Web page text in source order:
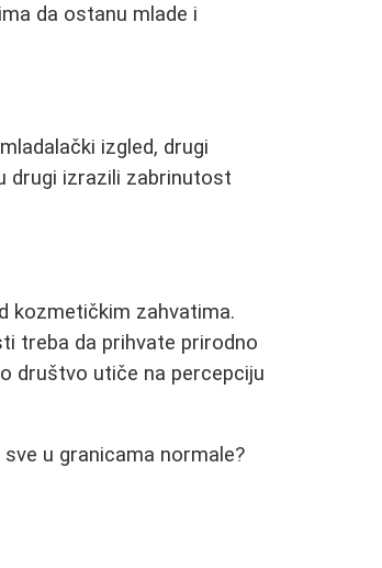
da ostanu mlade i
izgled, drugi
drugi izrazili zabrinutost
kozmetičkim zahvatima.
treba da prihvate prirodno
društvo utiče na percepciju
u granicama normale?